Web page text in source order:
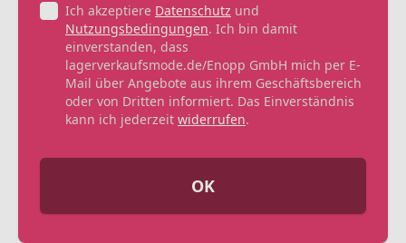
Ich akzeptiere Datenschutz und
Nutzungsbedingungen. Ich bin damit
einverstanden, dass
lagerverkaufsmode.de/Enopp GmbH mich per E-
Mail über Angebote aus ihrem Geschäftsbereich
oder von Dritten informiert. Das Einverständnis
kann ich jederzeit widerrufen.
OK